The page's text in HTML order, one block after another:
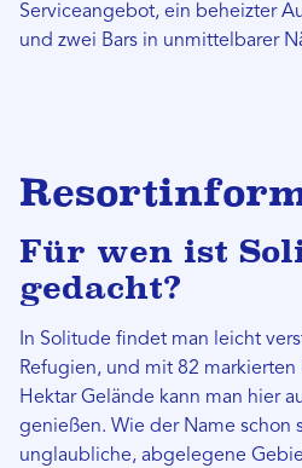
Serviceangebot, ein beheizter
und zwei Bars in unmittelbarer
Für wen ist
gedacht?
In Solitude findet man leicht
Refugien, und mit 82 markierten
Hektar Gelände kann man hier
genießen. Wie der Name schon
unglaubliche, abgelegene